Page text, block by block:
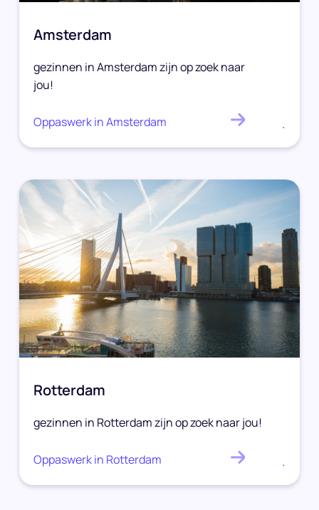
Amsterdam
gezinnen in Amsterdam zijn op zoek naar
jou!
Oppaswerk in Amsterdam .
Rotterdam
gezinnen in Rotterdam zijn op zoek naar jou!
Oppaswerk in Rotterdam .